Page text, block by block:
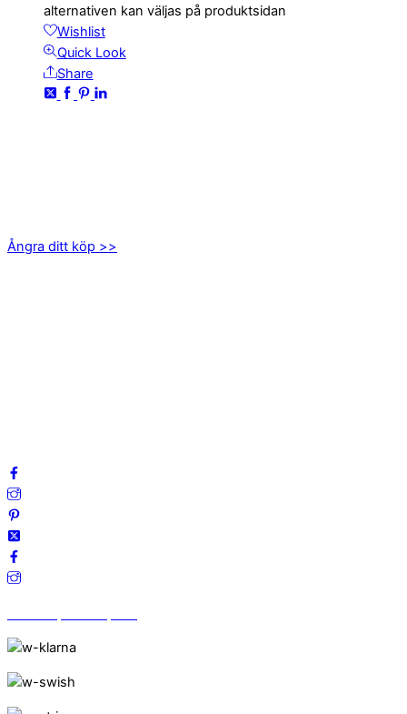
alternativen kan väljas på produktsidan
Wishlist
Quick Look
Share
Ångra ditt köp >>